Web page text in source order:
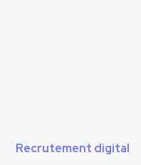
Recrutement digital